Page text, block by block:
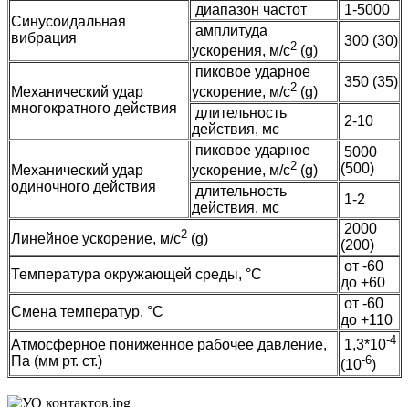
Синусоидальная
вибрация
диапазон частот
1-5000
амплитуда
ускорения, м/с2 (g)
300 (30)
Механический удар
многократного действия
пиковое ударное
ускорение, м/с2 (g)
350 (35)
длительность
действия, мс
2-10
Механический удар
одиночного действия
пиковое ударное
ускорение, м/с2 (g)
5000
(500)
длительность
действия, мс
1-2
Линейное ускорение, м/с2 (g)
2000
(200)
Температура окружающей среды, °C
от -60
до +60
Смена температур, °C
от -60
до +110
Атмосферное пониженное рабочее давление,
Па (мм рт. ст.)
1,3*10-4
(10-6)